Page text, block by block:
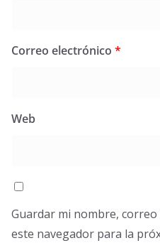
Correo electrónico *
Web
Guardar mi nombre,
este navegador para la